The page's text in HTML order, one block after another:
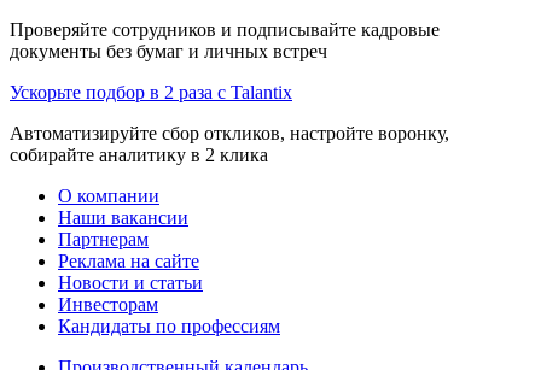
Проверяйте сотрудников и подписывайте кадровые
документы без бумаг и личных встреч
Ускорьте подбор в 2 раза с Talantix
Автоматизируйте сбор откликов, настройте воронку,
собирайте аналитику в 2 клика
О компании
Наши вакансии
Партнерам
Реклама на сайте
Новости и статьи
Инвесторам
Кандидаты по профессиям